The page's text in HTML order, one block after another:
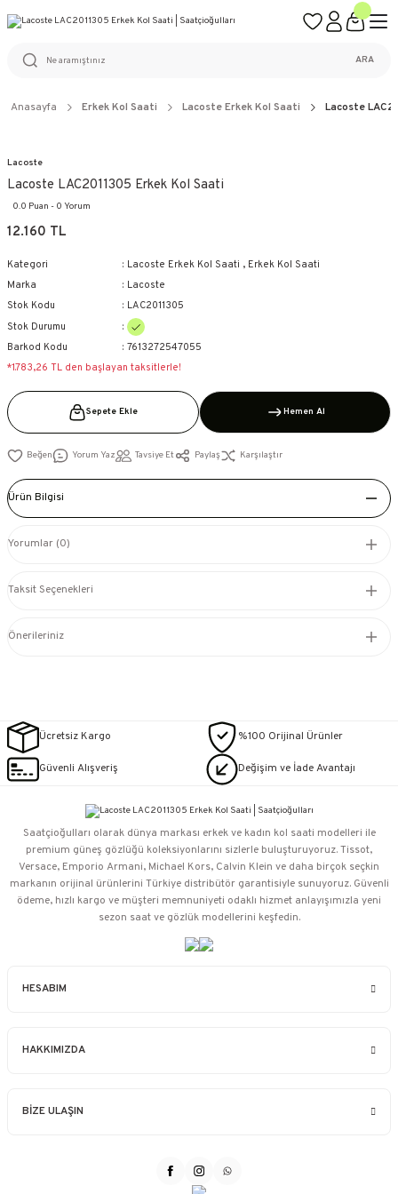
%100 ORİJİNAL ÜRÜN GARANTİSİ
ARA
Anasayfa Erkek Kol Saati Lacoste Erkek Kol Saati Lacoste
Lacoste
Lacoste LAC2011305 Erkek Kol Saati
0.0 Puan - 0 Yorum
12.160 TL
Kategori Lacoste Erkek Kol Saati , Erkek Kol Saati
Marka
Lacoste
Stok Kodu
LAC2011305
Stok Durumu
Barkod Kodu
7613272547055
*1.783,26 TL den başlayan taksitlerle!
Sepete Ekle Hemen Al
Yorum Yaz Tavsiye Et Paylaş Karşılaştır
Ürün Bilgisi
Yorumlar (0)
Taksit Seçenekleri
Önerileriniz
Ücretsiz Kargo %100 Orijinal Ürünler
Güvenli Alışveriş Değişim ve İade Avantajı
HESABIM
HAKKIMIZDA
BİZE ULAŞIN
Saatçioğulları⁠ olarak dünya markası erkek ve kadın kol saati modelleri ile
premium güneş gözlüğü koleksiyonlarını sizlerle buluşturuyoruz. Tissot,
Versace, Emporio Armani, Michael Kors, Calvin Klein ve daha birçok seçkin
markanın orijinal ürünlerini Türkiye distribütör garantisiyle sunuyoruz. Güvenli
ödeme, hızlı kargo ve müşteri memnuniyeti odaklı hizmet anlayışımızla yeni
sezon saat ve gözlük modellerini keşfedin.